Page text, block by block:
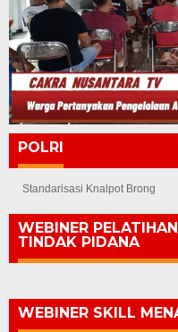
POLRI
Standarisasi Knalpot Brong
WEBINER
TINDAK PIDANA
WEBINER SKILL